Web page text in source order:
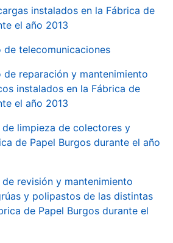
instalados en la Fábrica de
el año 2013
de telecomunicaciones
de reparación y mantenimiento
instalados en la Fábrica de
el año 2013
de limpieza de colectores y
de Papel Burgos durante el año
revisión y mantenimiento
y polipastos de las distintas
de Papel Burgos durante el